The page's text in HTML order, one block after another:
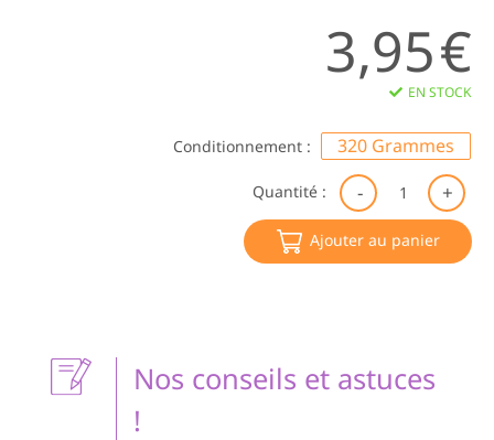
3,95€
EN STOCK
Conditionnement : 320 Grammes
Quantité :
de
Ajouter au panier
Nos conseils et astuces
!